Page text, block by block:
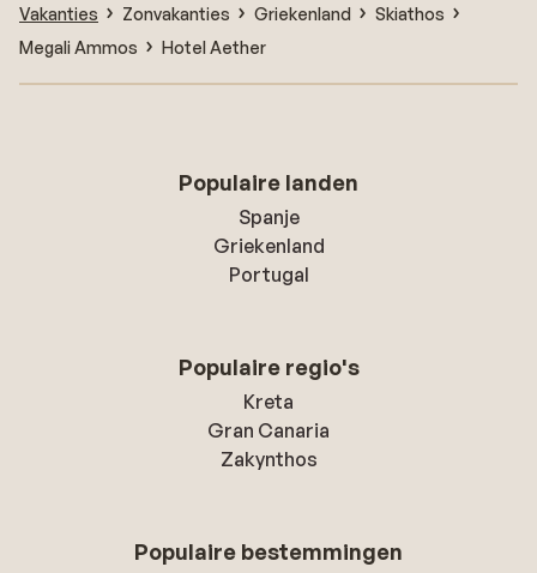
Vakanties Zonvakanties Griekenland
Skiathos
Megali Ammos
Hotel Aether
Populaire landen
Spanje
Griekenland
Portugal
Populaire regio's
Kreta
Gran Canaria
Zakynthos
Populaire bestemmingen